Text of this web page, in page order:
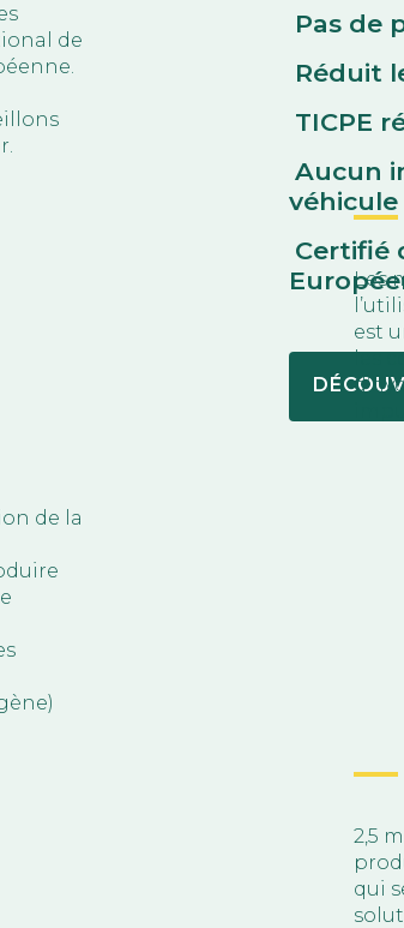
Pas de
Réduit
TICPE
Aucun
véhicule
Certifié
de
Les
est
les
de la
2,5
qui